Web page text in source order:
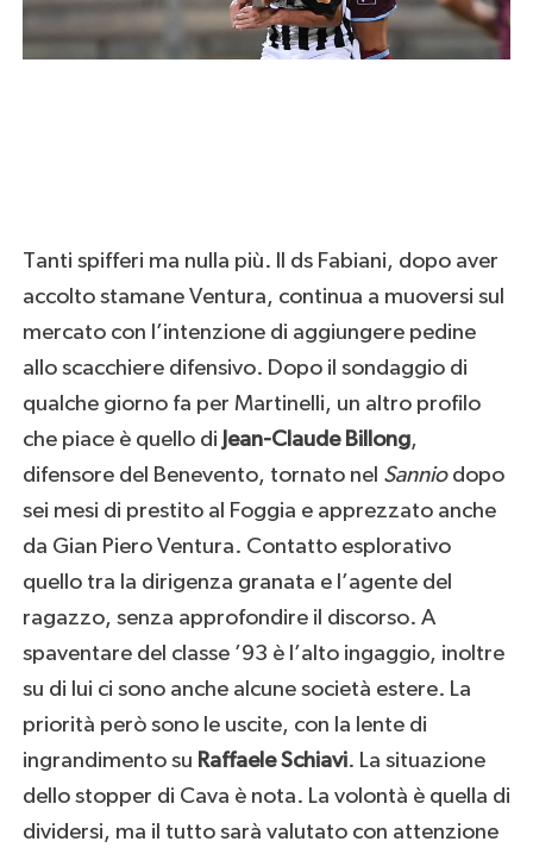
Tanti spifferi ma nulla più. Il ds Fabiani, dopo aver
accolto stamane Ventura, continua a muoversi sul
mercato con l’intenzione di aggiungere pedine
allo scacchiere difensivo. Dopo il sondaggio di
qualche giorno fa per Martinelli, un altro profilo
che piace è quello di Jean-Claude Billong,
difensore del Benevento, tornato nel Sanniodopo
sei mesi di prestito al Foggia e apprezzato anche
da Gian Piero Ventura. Contatto esplorativo
quello tra la dirigenza granata e l’agente del
ragazzo, senza approfondire il discorso. A
spaventare del classe ’93 è l’alto ingaggio, inoltre
su di lui ci sono anche alcune società estere. La
priorità però sono le uscite, con la lente di
ingrandimento su Raffaele Schiavi. La situazione
dello stopper di Cava è nota. La volontà è quella di
dividersi, ma il tutto sarà valutato con attenzione